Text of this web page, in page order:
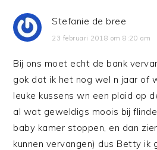
Stefanie de bree
23 februari 2018 om 8:20 am
Bij ons moet echt de bank
gok dat ik het nog wel n jaar of
leuke kussens wn een plaid op
al wat geweldigs moois bij
baby kamer stoppen, en dan
kunnen vervangen) dus Betty ik